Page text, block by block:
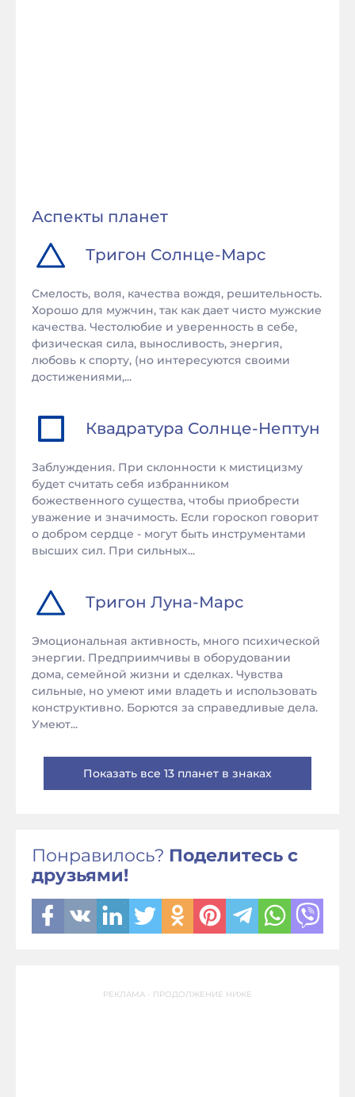
Аспекты планет
Тригон Солнце-Марс
Смелость, воля, качества вождя, решительность.
Хорошо для мужчин, так как дает чисто мужские
качества. Честолюбие и уверенность в себе,
физическая сила, выносливость, энергия,
любовь к спорту, (но интересуются своими
достижениями,...
Квадратура Солнце-Нептун
Заблуждения. При склонности к мистицизму
будет считать себя избранником
божественного существа, чтобы приобрести
уважение и значимость. Если гороскоп говорит
о добром сердце - могут быть инструментами
высших сил. При сильных...
Тригон Луна-Марс
Эмоциональная активность, много психической
энергии. Предприимчивы в оборудовании
дома, семейной жизни и сделках. Чувства
сильные, но умеют ими владеть и использовать
конструктивно. Борются за справедливые дела.
Умеют...
Показать все 13 планет в знаках
Понравилось? Поделитесь с
друзьями!
РЕКЛАМА - ПРОДОЛЖЕНИЕ НИЖЕ